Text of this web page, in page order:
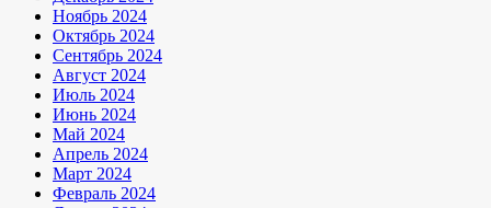
Ноябрь 2024
Октябрь 2024
Сентябрь 2024
Август 2024
Июль 2024
Июнь 2024
Май 2024
Апрель 2024
Март 2024
Февраль 2024